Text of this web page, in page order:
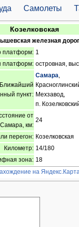
Самолеты
Козелковская
железная
платформ: 1
платформ: островная,
Ближайший
пункт:
Самара,
Мехзавод,
п.
от
км:
24
перегон: Козелковская
Километр: 14/180
зона: 18
на